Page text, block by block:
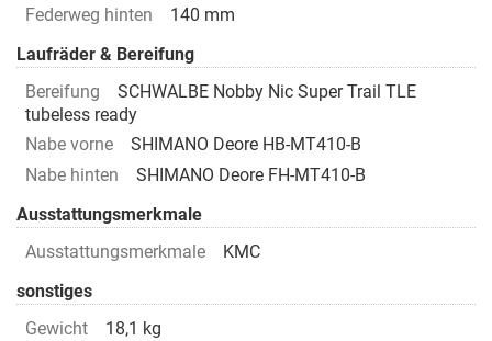
Federweg hinten
140 mm
Laufräder & Bereifung
Bereifung
SCHWALBE Nobby Nic Super Trail TLE
tubeless ready
Nabe vorne
SHIMANO Deore HB-MT410-B
Nabe hinten
SHIMANO Deore FH-MT410-B
Ausstattungsmerkmale
Ausstattungsmerkmale
KMC
sonstiges
Gewicht
18,1 kg